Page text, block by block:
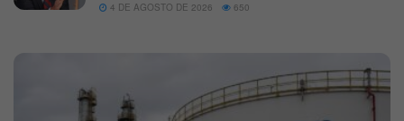
4 DE AGOSTO DE 2026 650